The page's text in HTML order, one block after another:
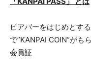
ビアバーをはじめとす
で”KANPAI COIN”がも
会員証